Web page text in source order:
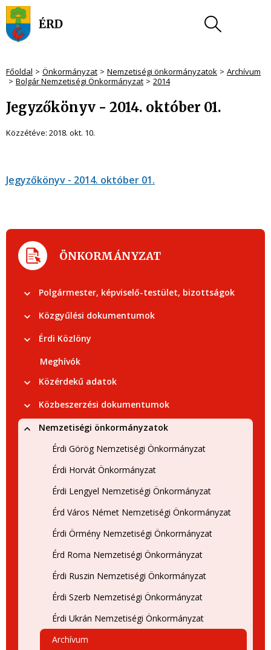
Főoldal Önkormányzat Nemzetiségi önkormányzatok
Archívum
Bolgár Nemzetiségi Önkormányzat
2014
Jegyzőkönyv - 2014. október 01.
Közzétéve: 2018. okt. 10.
Jegyzőkönyv - 2014. október 01.
ÖNKORMÁNYZAT
Polgármester, képviselő-testület, bizottságok
Közgyűlési dokumentumok
Érdi Közlöny
Meghívók
Közérdekű adatok
Közbeszerzési dokumentumok
Nemzetiségi önkormányzatok
Érdi Görög Nemzetiségi Önkormányzat
Érdi Horvát Önkormányzat
Érdi Lengyel Nemzetiségi Önkormányzat
Érd Város Német Nemzetiségi Önkormányzat
Érdi Örmény Nemzetiségi Önkormányzat
Érd Roma Nemzetiségi Önkormányzat
Érdi Ruszin Nemzetiségi Önkormányzat
Érdi Szerb Nemzetiségi Önkormányzat
Érdi Ukrán Nemzetiségi Önkormányzat
Archívum